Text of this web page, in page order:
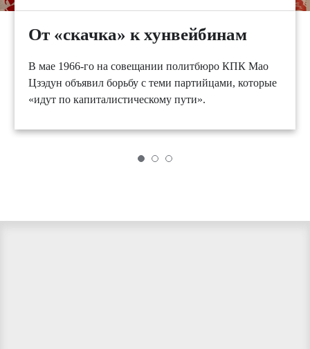
От «скачка» к хунвейбинам
В мае 1966-го на совещании политбюро КПК Мао
Цзэдун объявил борьбу с теми партийцами, которые
«идут по капиталистическому пути».